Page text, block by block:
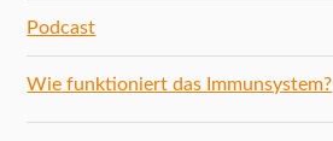
Podcast
Wie funktioniert das Immunsystem?